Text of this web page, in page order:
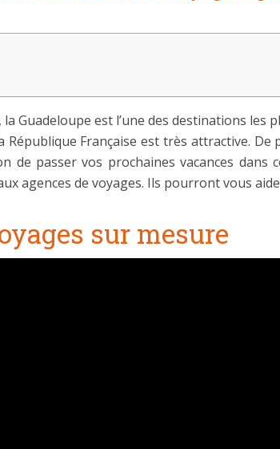
Guadeloupe est l’une des destinations
Française est très attractive.
de passer vos prochaines vacances
agences de voyages. Ils pourront vous
sur mesure